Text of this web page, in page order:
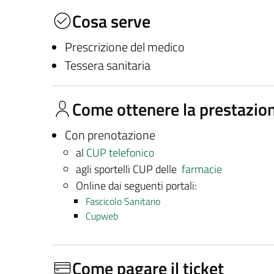
Cosa serve
Prescrizione del medico
Tessera sanitaria
Come ottenere la
Con prenotazione
al CUP telefonico
agli sportelli CUP delle farmacie
Online dai seguenti portali:
Fascicolo Sanitario
Cupweb
Come pagare il ticket